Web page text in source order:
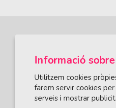
ÀREA DE
Informació
Utilitzem cookies
farem servir cookies
serveis i mostrar